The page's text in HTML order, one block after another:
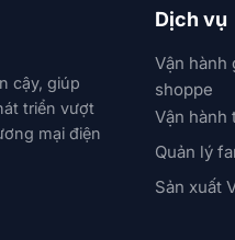
cậy, giúp
triển vượt
mại điện
Dịch vụ
Vận hành
shoppe
Vận hành
Quản lý
Sản xuất